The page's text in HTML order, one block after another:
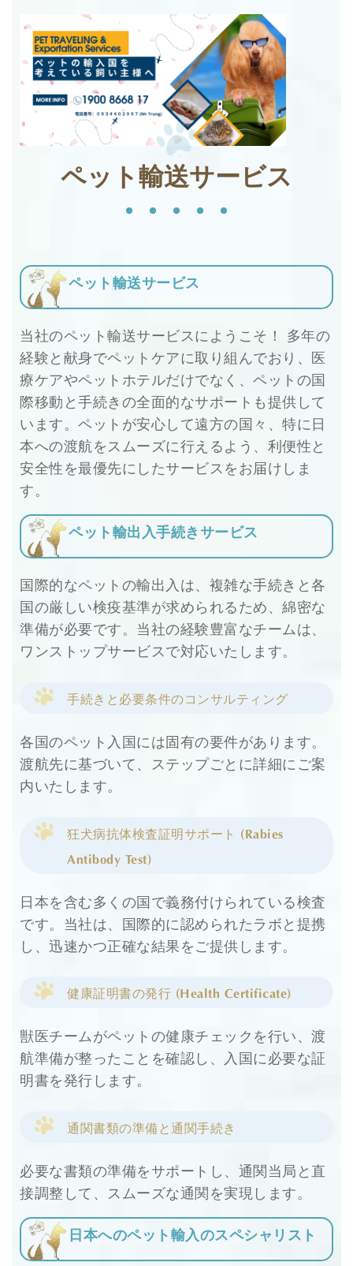
ペット輸送サービス
ペット輸送サービス
当社のペット輸送サービスにようこそ！ 多年の
経験と献身でペットケアに取り組んでおり、医
療ケアやペットホテルだけでなく、ペットの国
際移動と手続きの全面的なサポートも提供して
います。ペットが安心して遠方の国々、特に日
本への渡航をスムーズに行えるよう、利便性と
安全性を最優先にしたサービスをお届けしま
す。
ペット輸出入手続きサービス
国際的なペットの輸出入は、複雑な手続きと各
国の厳しい検疫基準が求められるため、綿密な
準備が必要です。当社の経験豊富なチームは、
ワンストップサービスで対応いたします。
手続きと必要条件のコンサルティング
各国のペット入国には固有の要件があります。
渡航先に基づいて、ステップごとに詳細にご案
内いたします。
狂犬病抗体検査証明サポート (Rabies
Antibody Test)
日本を含む多くの国で義務付けられている検査
です。当社は、国際的に認められたラボと提携
し、迅速かつ正確な結果をご提供します。
健康証明書の発行 (Health Certificate)
獣医チームがペットの健康チェックを行い、渡
航準備が整ったことを確認し、入国に必要な証
明書を発行します。
通関書類の準備と通関手続き
必要な書類の準備をサポートし、通関当局と直
接調整して、スムーズな通関を実現します。
日本へのペット輸入のスペシャリスト